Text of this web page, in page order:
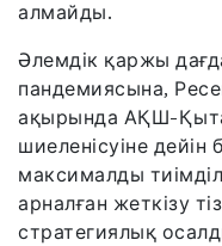
алмайды.
Әлемдік қаржы
пандемиясына,
ақырында АҚШ-
шиеленісуіне дейін
максималды
арналған жеткізу
стратегиялық